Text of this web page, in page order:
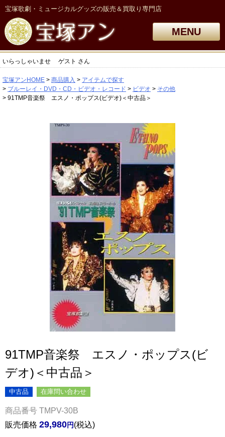
宝塚歌劇・ミュージカルグッズの販売＆買取り専門店
MENU
いらっしゃいませ ゲスト さん
宝塚アンHOME 商品購入
アイテムで探す
ブルーレイ・DVD・CD・ビデオ・レコード
ビデオ
その他
91TMP音楽祭 エスノ・ポップス(ビデオ)＜中古品＞
91TMP音楽祭 エスノ・ポップス(ビ
デオ)＜中古品＞
中古品 在庫問い合わせ
商品番号 TMPV-30B
販売価格 29,980 税込